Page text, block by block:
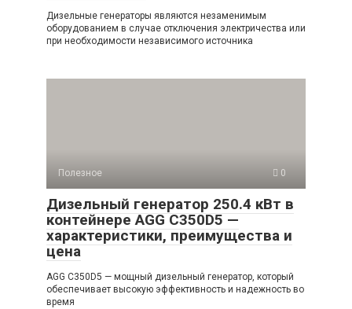
Дизельные генераторы являются незаменимым
оборудованием в случае отключения электричества или
при необходимости независимого источника
Полезное 0
Дизельный генератор 250.4 кВт в
контейнере AGG C350D5 —
характеристики, преимущества и
цена
AGG C350D5 — мощный дизельный генератор, который
обеспечивает высокую эффективность и надежность во
время